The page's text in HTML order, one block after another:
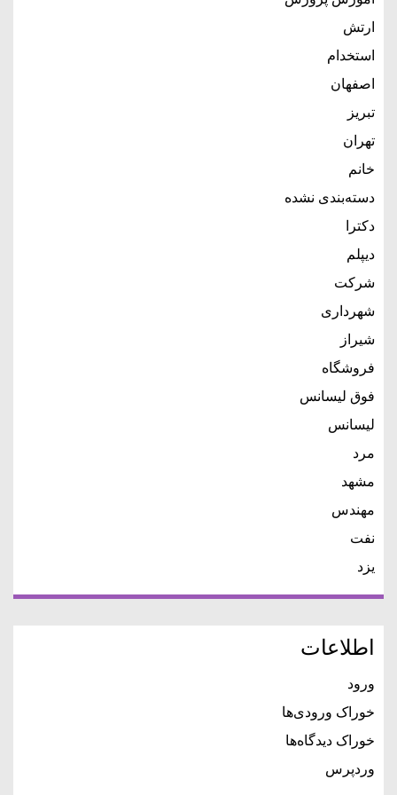
ارتش
استخدام
اصفهان
تبریز
تهران
خانم
دسته‌بندی نشده
دکترا
دیپلم
شرکت
شهرداری
شیراز
فروشگاه
فوق لیسانس
لیسانس
مرد
مشهد
مهندس
نفت
یزد
اطلاعات
ورود
خوراک ورودی‌ها
خوراک دیدگاه‌ها
وردپرس